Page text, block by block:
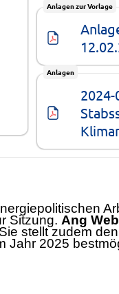
Anlagen zur Vorlage
Anlagen
n Ar
Sitzung. Ang
stellt zudem
Jahr 2025 bestmö